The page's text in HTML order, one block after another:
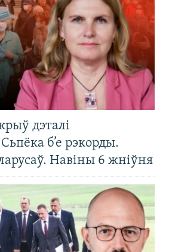
дэталі
б’е рэкорды.
Навіны 6 жніўня